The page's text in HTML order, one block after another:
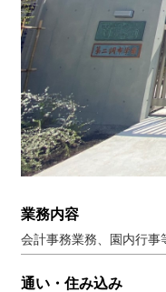
業務内容
会計事務業務、園内行事
通い・住み込み